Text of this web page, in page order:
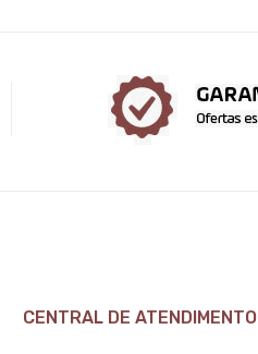
CENTRAL DE ATENDIMENTO